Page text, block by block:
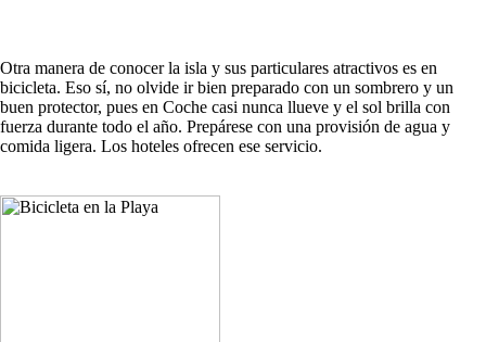
Otra manera de conocer la isla y sus particulares atractivos es en
bicicleta. Eso sí, no olvide ir bien preparado con un sombrero y un
buen protector, pues en Coche casi nunca llueve y el sol brilla con
fuerza durante todo el año. Prepárese con una provisión de agua y
comida ligera. Los hoteles ofrecen ese servicio.